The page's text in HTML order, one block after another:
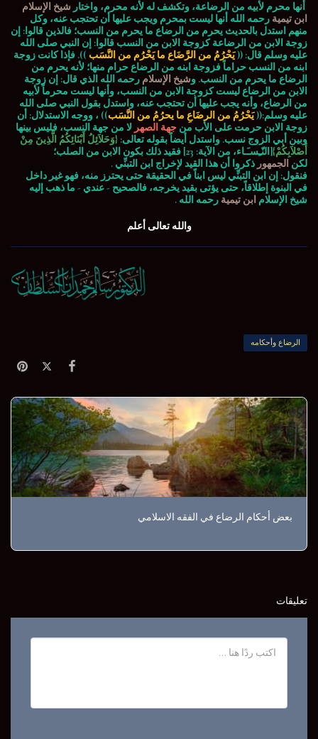
أنها محرم لأبيه من الرضاعة، وتكشف له لأنه محرم، واختار شيخ الإسلام
ابن تيمية رحمه الله أنها ليست بمحرم ويجب عليها أن تحتجب عنه، وكل
منهم استدل بالحديث يحرم من الرضاع ما يحرم من النسب؛ فالذين قالوا: إن
زوجة الابن من الرضاعة كزوجة الابن من النسب قالوا: إن النبي صلى الله
عليه وسلم قال: ((يَحْرُمُ من الرَّضَاع ما يَحْرُم من النَّسَب )). فإذا كانت زوجة
ابنه من النسب حراماً فزوجة ابنه من الرضاع حرام منها؛ لأنه يحرم من
الرضاع ما يحرم من النسب. وشيخ الإسلام رحمه الله الذي قال: إن زوجة
الابن من الرضاع ليست كزوجة الابن من النسب، وأنها ليست محرماً لأبيه
من الرضاع، وأنه يجب عليها أن تحتجب عنه، واستدل بقول النبي صلى الله
عليه وسلم:((يَحْرُمُ من الرضَاعِ ما يحرُمُ من النَّسَب)) ، ووجه الاستدلال: أن
زوجة الابن حرمت على الأب من جهة الصهر لا من جهة النسب، فليس بينها
وبين أبي الزوج نسب. واستدل أيضاً بقوله تعالى: {وَحَلاَئِلُ أَبْنَائِكُمُ الَّذِينَ مِنْ
أَصْلاَبِكُمْ}
[النّـِسـَـاء، من الآية: 23] فقيد ذلك بكون الابن من الصلب؛
لكن الجمهور ذكروا أن هذا القيد لإخراج ابن التبنِّي .
فنقول: إن ابن التبنِّي ليس ابناً في الحقيقة حتى يحترز منه، فهو غير داخل
في البنوة إطلاقاً، حتى يؤتى بقيد يخرجه، فالصحيح - عندي - ما ذهب إليه
شيخ الإسلام ابن تيمية رحمه الله .
والله تعالى أعلم
الرضاع وأحكامه
بعض أحكام الرضاع في الفقه الاسلامي
تعليقات